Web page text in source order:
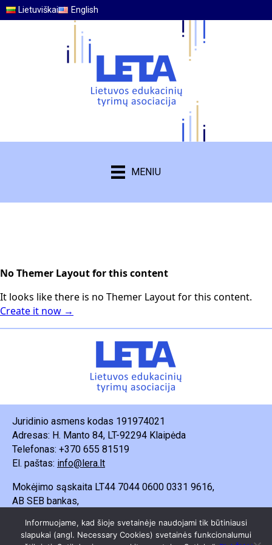
Lietuviškai English
MENIU
No Themer Layout for this content
It looks like there is no Themer Layout for this content.
Create it now →
Juridinio asmens kodas 191974021
Adresas: H. Manto 84, LT-92294 Klaipėda
Telefonas: +370 655 81519
El. paštas: info@lera.lt
Mokėjimo sąskaita LT44 7044 0600 0331 9616,
AB SEB bankas,
Informuojame, kad šioje svetainėje naudojami tik būtiniausi
slapukai (angl. Necessary Cookies) svetainės funkcionalumui